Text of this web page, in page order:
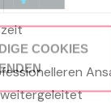
COOKIES